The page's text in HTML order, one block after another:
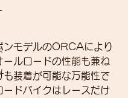
ンモデルのORCAにより
ールロードの性能も兼ね
も装着が可能な万能性で
ードバイクはレースだけ